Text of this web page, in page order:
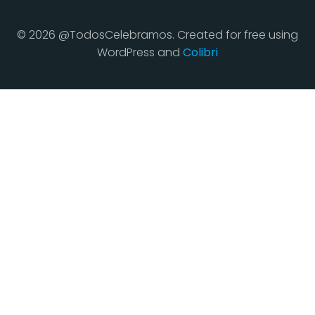
© 2026 @TodosCelebramos. Created for free using
WordPress and Colibri